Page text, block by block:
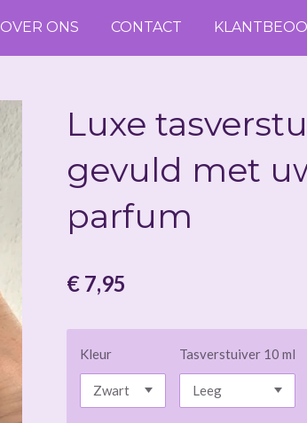
OVER ONS CONTACT
Luxe
gevuld met
parfum
€ 7,95
Kleur Tasverstuiver 10 ml